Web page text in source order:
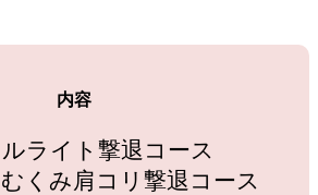
内容
ライト撃退コース
くみ肩コリ撃退コース